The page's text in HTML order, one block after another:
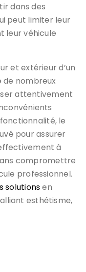
dans des
peut limiter leur
leur véhicule
et extérieur d’un
de nombreux
attentivement
le
pour assurer
à
compromettre
professionnel.
solutionsen
esthétisme,